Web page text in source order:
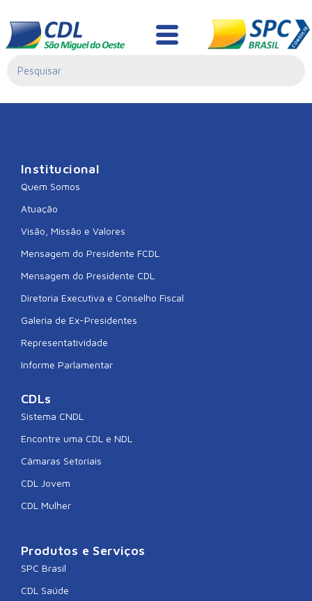
CDL CORONEL
FREITAS
Institucional
Quem Somos
Atuação
Visão, Missão e Valores
Mensagem do Presidente FCDL
Mensagem do Presidente CDL
Diretoria Executiva e Conselho Fiscal
Galeria de Ex-Presidentes
Representatividade
Informe Parlamentar
CDLs
Sistema CNDL
Encontre uma CDL e NDL
Câmaras Setoriais
CDL Jovem
CDL Mulher
Produtos e Serviços
SPC Brasil
CDL Saúde